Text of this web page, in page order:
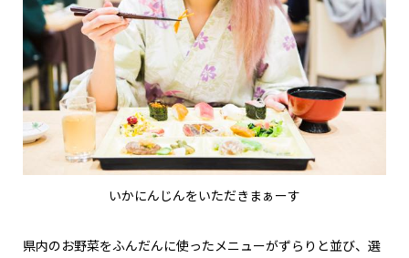
いかにんじんをいただきまぁーす
県内のお野菜をふんだんに使ったメニューがずらりと並び、選